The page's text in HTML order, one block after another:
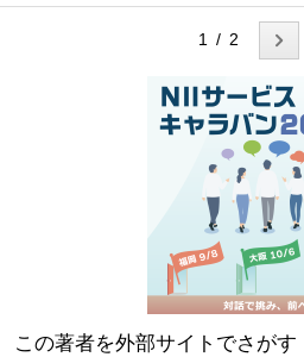
1 / 2
この著者を外部サイトでさがす